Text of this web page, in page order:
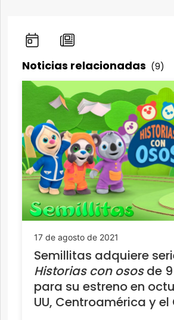
Noticias relacionadas (9)
17 de agosto de 2021
Semillitas adquiere
Historias con ososde
para su estreno en
UU, Centroamérica y el